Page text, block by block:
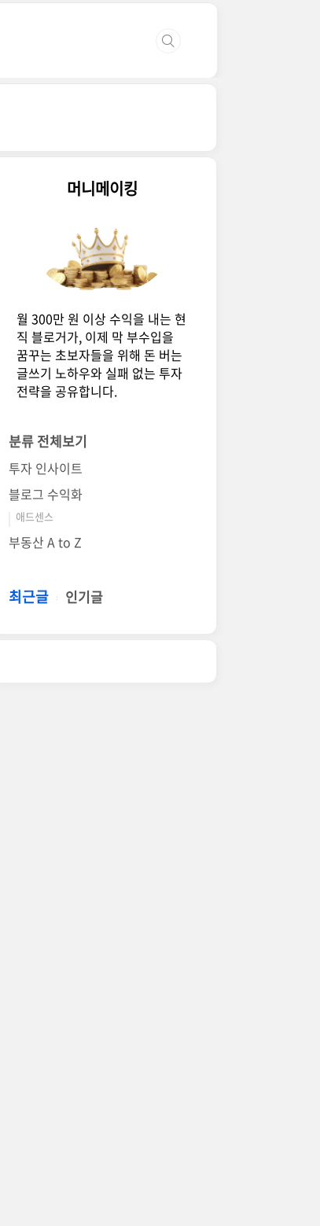
머니메이킹
월 300만 원 이상 수익을 내는 현
직 블로거가, 이제 막 부수입을
꿈꾸는 초보자들을 위해 돈 버는
글쓰기 노하우와 실패 없는 투자
전략을 공유합니다.
분류 전체보기
투자 인사이트
블로그 수익화
애드센스
부동산 A to Z
최근글 인기글